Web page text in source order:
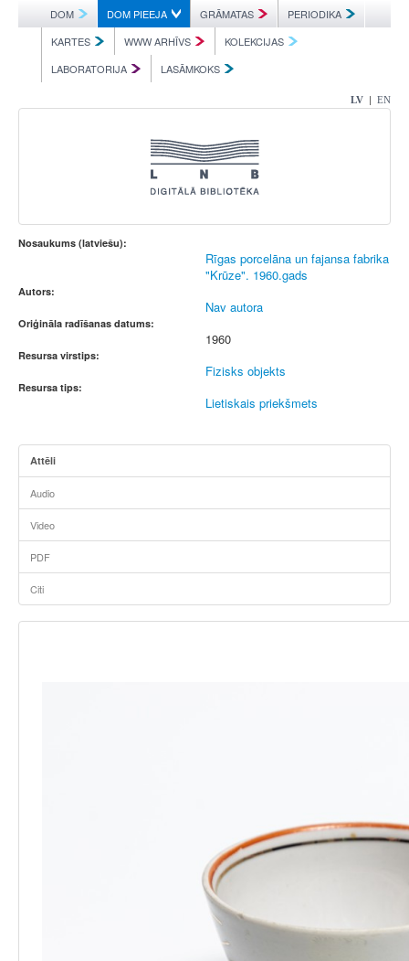
DOM DOM PIEEJA GRĀMATAS
PERIODIKA
KARTES
WWW ARHĪVS
KOLEKCIJAS
LABORATORIJA
LASĀMKOKS
LV | EN
Nosaukums (latviešu):
Rīgas porcelāna un fajansa fabrika
"Krūze". 1960.gads
Autors:
Nav autora
Oriģināla radīšanas datums:
1960
Resursa virstips:
Fizisks objekts
Resursa tips:
Lietiskais priekšmets
Attēli
Audio
Video
PDF
Citi